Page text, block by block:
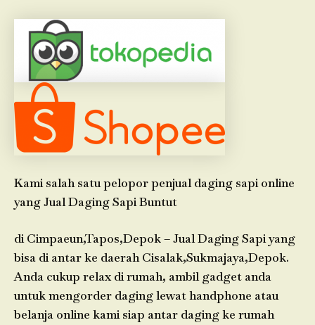
Kami salah satu pelopor penjual daging sapi online
yang Jual Daging Sapi Buntut
di Cimpaeun,Tapos,Depok – Jual Daging Sapi yang
bisa di antar ke daerah Cisalak,Sukmajaya,Depok.
Anda cukup relax di rumah, ambil gadget anda
untuk mengorder daging lewat handphone atau
belanja online kami siap antar daging ke rumah